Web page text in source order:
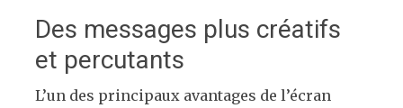
Des messages plus créatifs
et percutants
L’un des principaux avantages de l’écran